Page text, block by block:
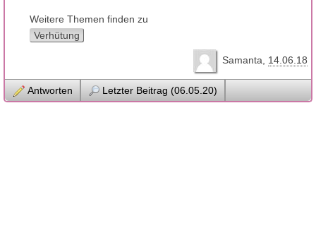
Weitere Themen finden zu
Verhütung
Samanta 14.06.18
Antworten Letzter Beitrag (06.05.20)